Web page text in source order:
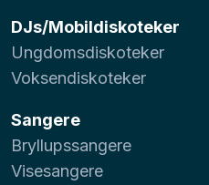
DJs/Mobildiskoteker
Ungdomsdiskoteker
Voksendiskoteker
Sangere
Bryllupssangere
Visesangere